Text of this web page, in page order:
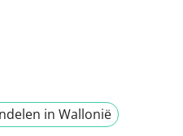
in Wallonië